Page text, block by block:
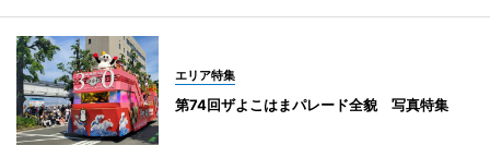
エリア特集
第74回ザよこはまパレード全貌 写真特集